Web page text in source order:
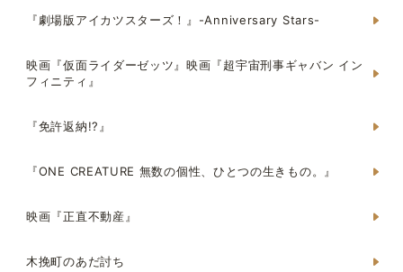
『劇場版アイカツスターズ！』-Anniversary Stars-
映画『仮面ライダーゼッツ』映画『超宇宙刑事ギャバン イン
フィニティ』
『免許返納!?』
『ONE CREATURE 無数の個性、ひとつの生きもの。』
映画『正直不動産』
木挽町のあだ討ち